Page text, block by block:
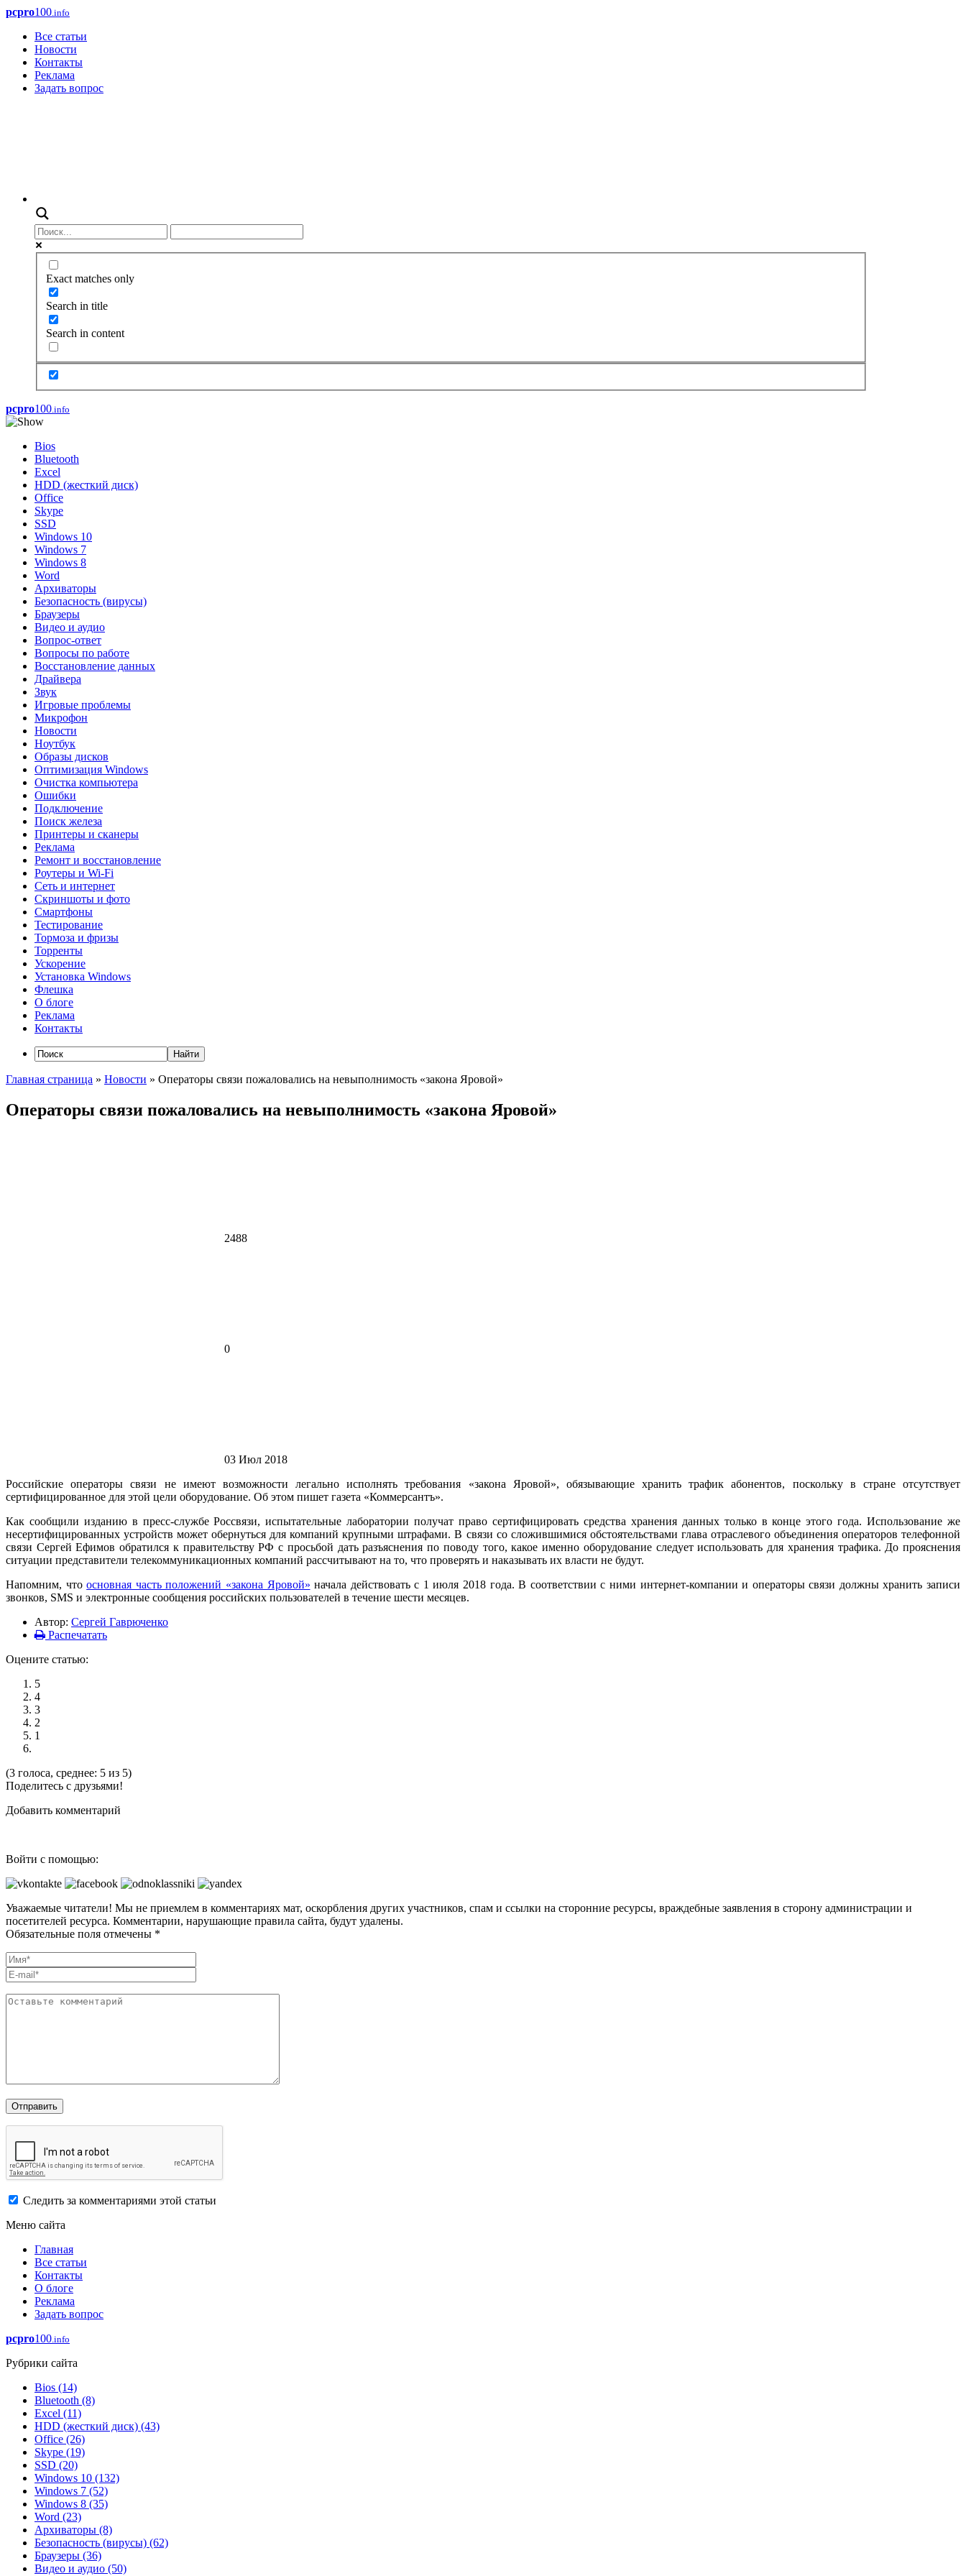
pcpro100.info
Все статьи
Новости
Контакты
Реклама
Задать вопрос
Exact matches only
Search in title
Search in content
pcpro100.info
Bios
Bluetooth
Excel
HDD (жесткий диск)
Office
Skype
SSD
Windows 10
Windows 7
Windows 8
Word
Архиваторы
Безопасность (вирусы)
Браузеры
Видео и аудио
Вопрос-ответ
Вопросы по работе
Восстановление данных
Драйвера
Звук
Игровые проблемы
Микрофон
Новости
Ноутбук
Образы дисков
Оптимизация Windows
Очистка компьютера
Ошибки
Подключение
Поиск железа
Принтеры и сканеры
Реклама
Ремонт и восстановление
Роутеры и Wi-Fi
Сеть и интернет
Скриншоты и фото
Смартфоны
Тестирование
Тормоза и фризы
Торренты
Ускорение
Установка Windows
Флешка
О блоге
Реклама
Контакты
Главная страница » Новости » Операторы связи пожаловались на невыполнимость «закона Яровой»
Операторы связи пожаловались на невыполнимость «закона Яровой»
2488
0
03 Июл 2018
Российские операторы связи не имеют возможности легально исполнять требования «закона Яровой», обязывающие хранить трафик абонентов, поскольку в стране отсутствует
сертифицированное для этой цели оборудование. Об этом пишет газета «Коммерсантъ».
Как сообщили изданию в пресс-службе Россвязи, испытательные лаборатории получат право сертифицировать средства хранения данных только в конце этого года. Использование же
несертифицированных устройств может обернуться для компаний крупными штрафами. В связи со сложившимися обстоятельствами глава отраслевого объединения операторов телефонной
связи Сергей Ефимов обратился к правительству РФ с просьбой дать разъяснения по поводу того, какое именно оборудование следует использовать для хранения трафика. До прояснения
ситуации представители телекоммуникационных компаний рассчитывают на то, что проверять и наказывать их власти не будут.
Напомним, чтоосновная часть положений «закона Яровой» начала действовать с 1 июля 2018 года. В соответствии с ними интернет-компании и операторы связи должны хранить записи
звонков, SMS и электронные сообщения российских пользователей в течение шести месяцев.
Автор: Сергей Гаврюченко
Распечатать
Оцените статью:
5
4
3
2
1
(3 голоса, среднее: 5 из 5)
Поделитесь с друзьями!
Добавить комментарий
Войти с помощью:
Уважаемые читатели! Мы не приемлем в комментариях мат, оскорбления других участников, спам и ссылки на сторонние ресурсы, враждебные заявления в сторону администрации и
посетителей ресурса. Комментарии, нарушающие правила сайта, будут удалены.
Обязательные поля отмечены *
Следить за комментариями этой статьи
Меню сайта
Главная
Все статьи
Контакты
О блоге
Реклама
Задать вопрос
pcpro100.info
Рубрики сайта
Bios (14)
Bluetooth (8)
Excel (11)
HDD (жесткий диск) (43)
Office (26)
Skype (19)
SSD (20)
Windows 10 (132)
Windows 7 (52)
Windows 8 (35)
Word (23)
Архиваторы (8)
Безопасность (вирусы) (62)
Браузеры (36)
Видео и аудио (50)